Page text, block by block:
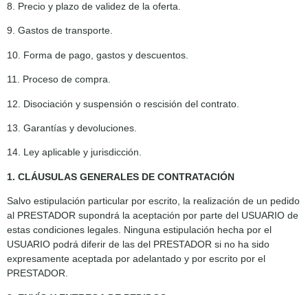
8. Precio y plazo de validez de la oferta.
9. Gastos de transporte.
10. Forma de pago, gastos y descuentos.
11. Proceso de compra.
12. Disociación y suspensión o rescisión del contrato.
13. Garantías y devoluciones.
14. Ley aplicable y jurisdicción.
1. CLÁUSULAS GENERALES DE CONTRATACIÓN
Salvo estipulación particular por escrito, la realización de un pedido
al PRESTADOR supondrá la aceptación por parte del USUARIO de
estas condiciones legales. Ninguna estipulación hecha por el
USUARIO podrá diferir de las del PRESTADOR si no ha sido
expresamente aceptada por adelantado y por escrito por el
PRESTADOR.